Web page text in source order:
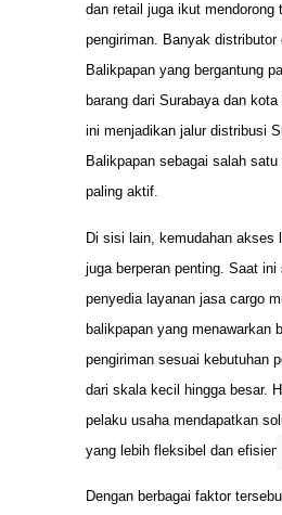
dan retail juga ikut mendorong
pengiriman. Banyak distributor
Balikpapan yang bergantung
barang dari Surabaya dan
ini menjadikan jalur distribusi
Balikpapan sebagai salah
paling aktif.
Di sisi lain, kemudahan akses
juga berperan penting. Saat ini
penyedia layanan jasa cargo
balikpapan yang menawarkan
pengiriman sesuai kebutuhan
dari skala kecil hingga besar.
pelaku usaha mendapatkan
yang lebih fleksibel dan efisien.
Dengan berbagai faktor